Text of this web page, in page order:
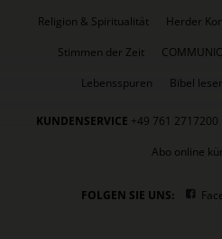
Religion & Spiritualität
Herder
Stimmen der Zeit
COMMUNIO
Lebensspuren
Bibel
KUNDENSERVICE +49 761 2717200
Abo online
FOLGEN SIE UNS: